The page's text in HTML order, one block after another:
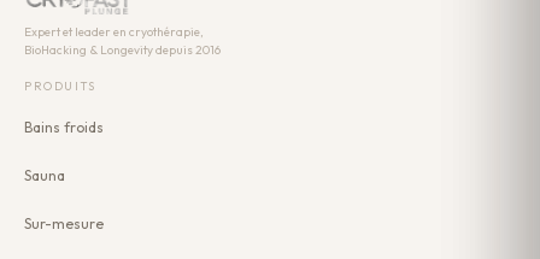
Expert et leader en cryothérapie,
BioHacking & Longevity depuis 2016
PRODUITS
Bains froids
Sauna
Sur-mesure